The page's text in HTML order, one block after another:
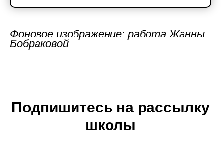
Фоновое изображение: работа Жанны
Бобраковой
Подпишитесь на рассылку
школы